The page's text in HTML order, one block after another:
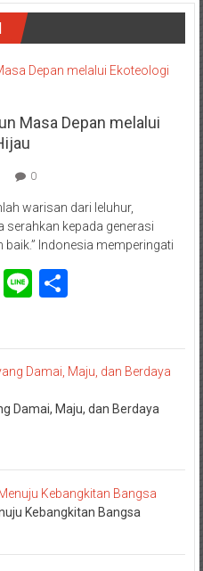
Masa Depan melalui
0
warisan dari leluhur,
serahkan kepada generasi
Indonesia memperingati
LineShare
Damai, Maju, dan Berdaya
Kebangkitan Bangsa